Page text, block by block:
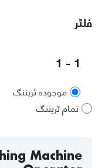
فلٹر
1 - 1
موجودہ ٹریننگ
تمام ٹریننگ
Machine